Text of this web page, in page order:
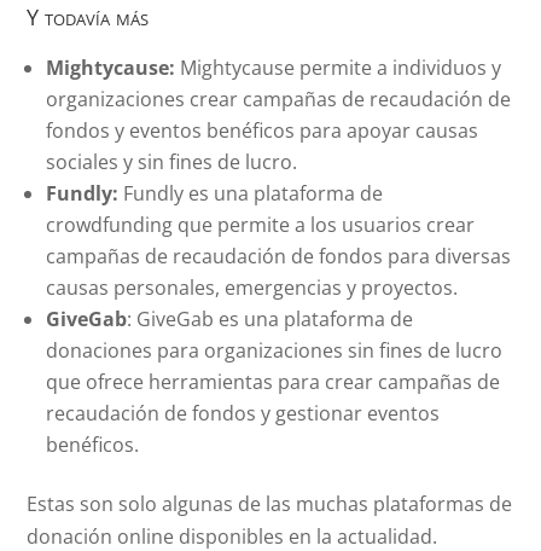
Y todavía más
Mightycause: Mightycause permite a individuos y
organizaciones crear campañas de recaudación de
fondos y eventos benéficos para apoyar causas
sociales y sin fines de lucro.
Fundly: Fundly es una plataforma de
crowdfunding que permite a los usuarios crear
campañas de recaudación de fondos para diversas
causas personales, emergencias y proyectos.
GiveGab: GiveGab es una plataforma de
donaciones para organizaciones sin fines de lucro
que ofrece herramientas para crear campañas de
recaudación de fondos y gestionar eventos
benéficos.
Estas son solo algunas de las muchas plataformas de
donación online disponibles en la actualidad.